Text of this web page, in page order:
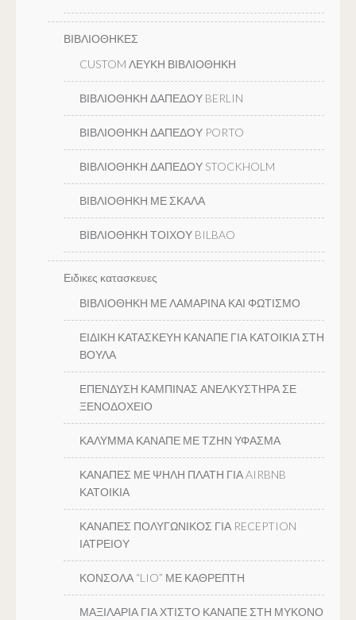
ΒΙΒΛΙΟΘΗΚΕΣ
CUSTOM ΛΕΥΚΗ ΒΙΒΛΙΟΘΗΚΗ
ΒΙΒΛΙΟΘΗΚΗ ΔΑΠΕΔΟΥ BERLIN
ΒΙΒΛΙΟΘΗΚΗ ΔΑΠΕΔΟΥ PORTO
ΒΙΒΛΙΟΘΗΚΗ ΔΑΠΕΔΟΥ STOCKHOLM
ΒΙΒΛΙΟΘΗΚΗ ΜΕ ΣΚΑΛΑ
ΒΙΒΛΙΟΘΗΚΗ ΤΟΙΧΟΥ BILBAO
Ειδικες κατασκευες
ΒΙΒΛΙΟΘΗΚΗ ΜΕ ΛΑΜΑΡΙΝΑ ΚΑΙ ΦΩΤΙΣΜΟ
ΕΙΔΙΚΗ ΚΑΤΑΣΚΕΥΗ ΚΑΝΑΠΕ ΓΙΑ ΚΑΤΟΙΚΙΑ ΣΤΗ
ΒΟΥΛΑ
ΕΠΕΝΔΥΣΗ ΚΑΜΠΙΝΑΣ ΑΝΕΛΚΥΣΤΗΡΑ ΣΕ
ΞΕΝΟΔΟΧΕΙΟ
ΚΑΛΥΜΜΑ ΚΑΝΑΠΕ ΜΕ ΤΖΗΝ ΥΦΑΣΜΑ
ΚΑΝΑΠΕΣ ΜΕ ΨΗΛΗ ΠΛΑΤΗ ΓΙΑ AIRBNB
ΚΑΤΟΙΚΙΑ
ΚΑΝΑΠΕΣ ΠΟΛΥΓΩΝΙΚΟΣ ΓΙΑ RECEPTION
ΙΑΤΡΕΙΟΥ
ΚΟΝΣΟΛΑ “LIO” ΜΕ ΚΑΘΡΕΠΤΗ
ΜΑΞΙΛΑΡΙΑ ΓΙΑ ΧΤΙΣΤΟ ΚΑΝΑΠΕ ΣΤΗ ΜΥΚΟΝΟ